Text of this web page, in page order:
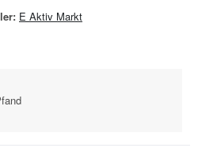
E Aktiv Markt